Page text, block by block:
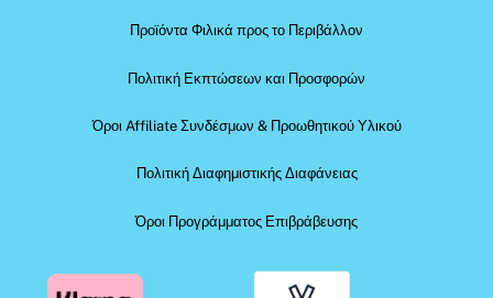
Προϊόντα Φιλικά προς το Περιβάλλον
Πολιτική Εκπτώσεων και Προσφορών
Όροι Affiliate Συνδέσμων & Προωθητικού Υλικού
Πολιτική Διαφημιστικής Διαφάνειας
Όροι Προγράμματος Επιβράβευσης